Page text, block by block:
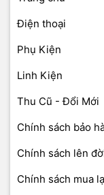
Điện thoại
Phụ Kiện
Linh Kiện
Thu Cũ - Đổi Mới
Chính sách bảo
Chính sách lên
Chính sách mua